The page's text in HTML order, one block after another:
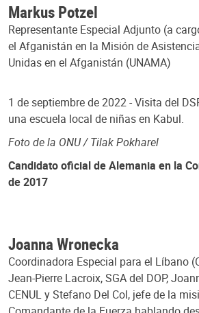
Markus Potzel
Representante Especial Adjunto (a
el Afganistán en la Misión de
Unidas en el Afganistán (UNAMA)
1 de septiembre de 2022 - Visita del
una escuela local de niñas en Kabul.
Foto de la ONU / Tilak Pokharel
Candidato oficial de Alemania en la
de 2017
Joanna Wronecka
Coordinadora Especial para el Líbano
Jean-Pierre Lacroix, SGA del DOP,
CENUL y Stefano Del Col, jefe de la